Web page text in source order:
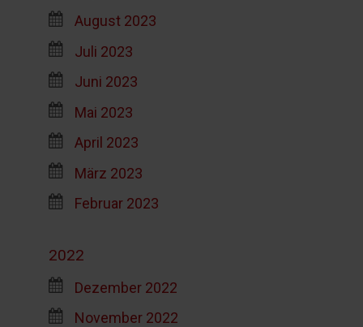
August 2023
Juli 2023
Juni 2023
Mai 2023
April 2023
März 2023
Februar 2023
2022
Dezember 2022
November 2022